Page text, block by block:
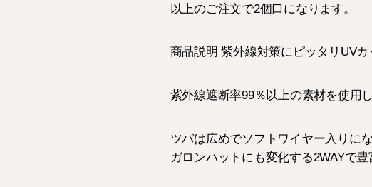
以上のご注文で2個口になります。
商品説明 紫外線対策にピッタリUVカ
紫外線遮断率99％以上の素材を使用
ツバは広めでソフトワイヤー入りに
ガロンハットにも変化する2WAYで